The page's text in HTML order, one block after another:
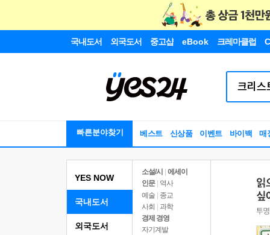
국내도서 외국도서 중고샵 eBook 크레마클럽
빠른분야찾기 베스트 신상품 이벤트 바이백 매
YES NOW
국내도서
소설/시
에세이
인문
역사
예술 | 종교
사회 | 과학
경제 경영
자기계발
외국도서